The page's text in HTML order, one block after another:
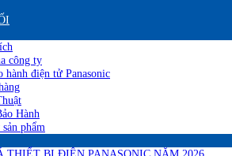
công ty
hành điện tử Panasonic
Hành
phẩm